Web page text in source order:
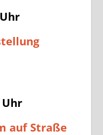
Uhr
Uhr
auf Straße